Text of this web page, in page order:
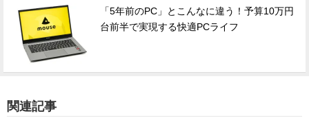
「5年前のPC」とこんなに違う！予算10万円
台前半で実現する快適PCライフ
関連記事